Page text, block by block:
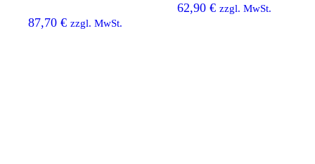
87,70 € zzgl. MwSt.
62,90€ zzgl. MwSt.